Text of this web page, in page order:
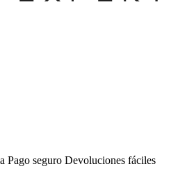
Pago seguro Devoluciones fáciles